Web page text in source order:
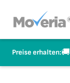
Inhalt
springen
Preise erhalten:🚚